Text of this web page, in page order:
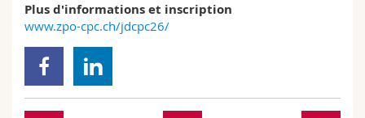
Plus d'informations et inscription
www.zpo-cpc.ch/jdcpc26/